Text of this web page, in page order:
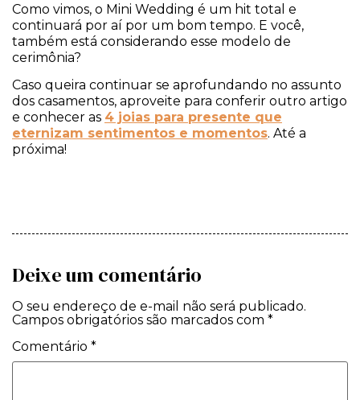
Como vimos, o Mini Wedding é um hit total e
continuará por aí por um bom tempo. E você,
também está considerando esse modelo de
cerimônia?
Caso queira continuar se aprofundando no assunto
dos casamentos, aproveite para conferir outro artigo
e conhecer as 4 joias para presente que
eternizam sentimentos e momentos. Até a
próxima!
Deixe um comentário
O seu endereço de e-mail não será publicado.
Campos obrigatórios são marcados com *
Comentário *